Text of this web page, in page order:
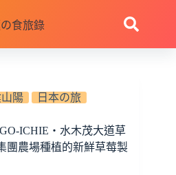
食旅錄
陽 日本の旅
ICHIE‧水木茂大道草
團農場種植的新鮮草莓製